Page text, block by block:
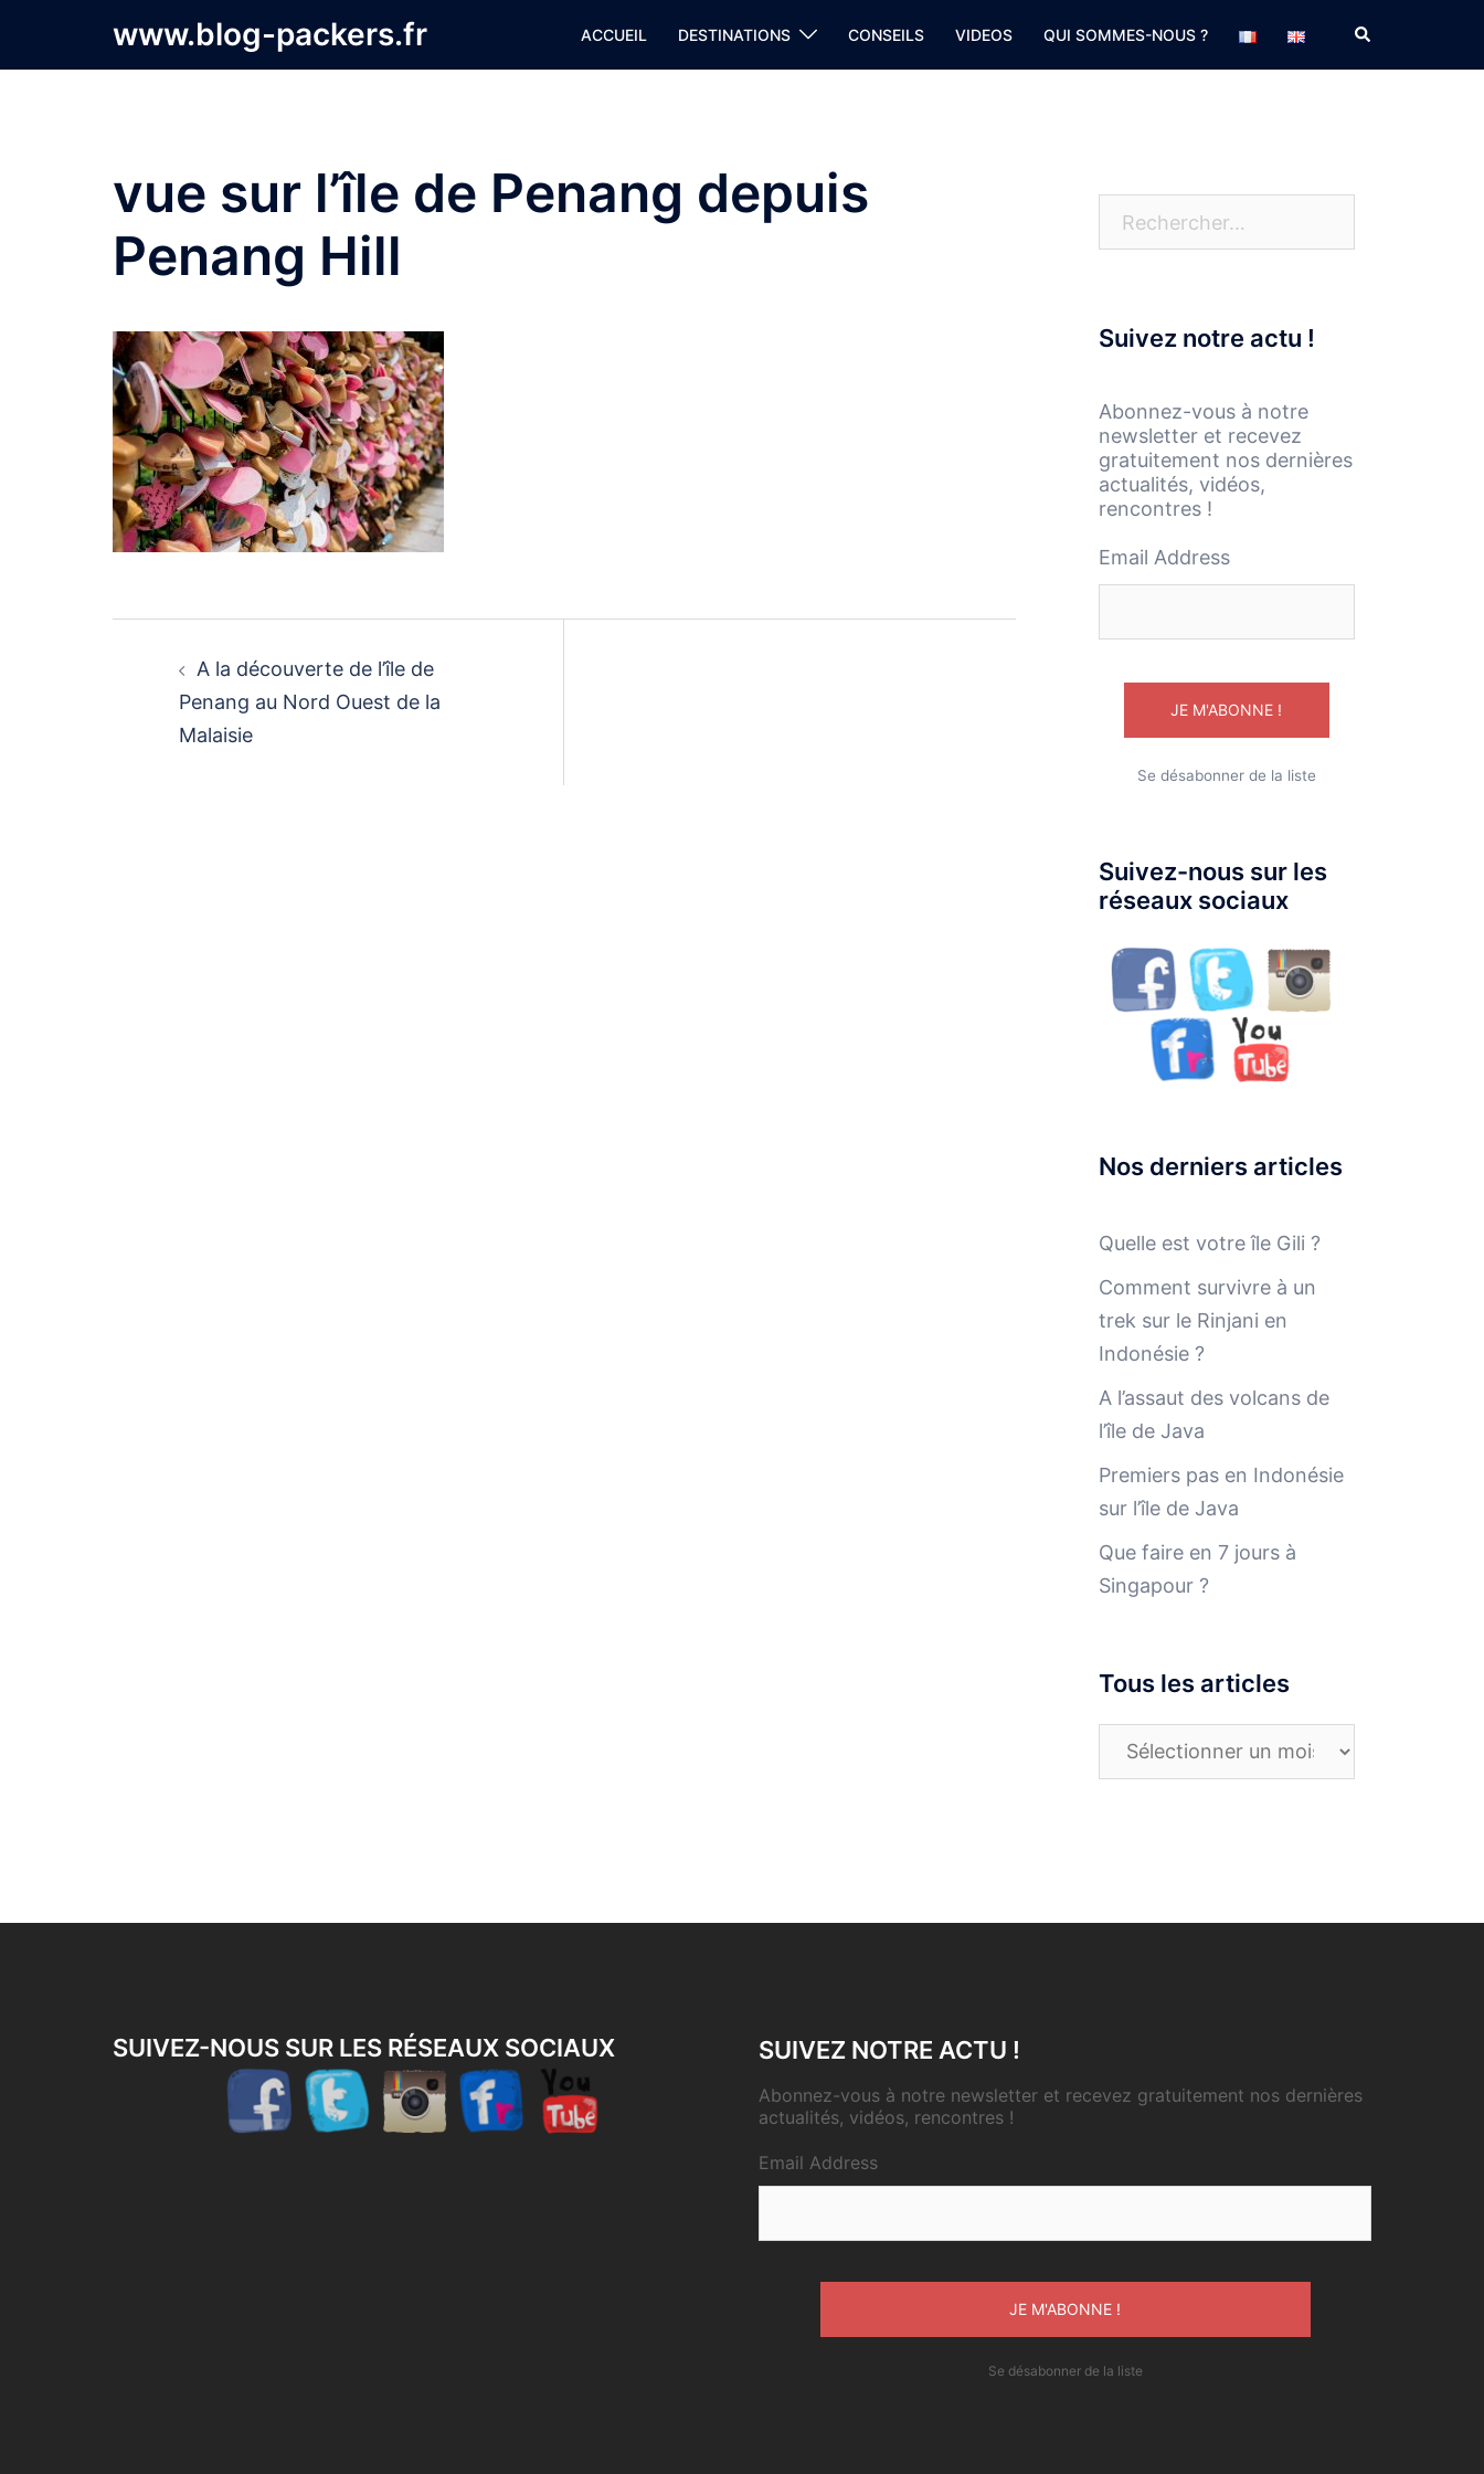
www.blog-packers.fr ACCUEIL DESTINATIONS CONSEILS VIDEOS QUI SOMMES-NOUS ? Rechercher
vue sur l’île de Penang depuis
Penang Hill
d’articleA la découverte de l’île de
Penang au Nord Ouest de la
Malaisie
Suivez notre actu !
Abonnez-vous à notre
newsletter et recevez
gratuitement nos dernières
actualités, vidéos,
rencontres !
Email Address
Se désabonner de la liste
Suivez-nous sur les
réseaux sociaux
Nos derniers articles
Quelle est votre île Gili ?
Comment survivre à un
trek sur le Rinjani en
Indonésie ?
A l’assaut des volcans de
l’île de Java
Premiers pas en Indonésie
sur l’île de Java
Que faire en 7 jours à
Singapour ?
Tous les articles
Tous
SUIVEZ-NOUS SUR LES RÉSEAUX SOCIAUX SUIVEZ NOTRE ACTU !
Abonnez-vous à notre newsletter et recevez gratuitement nos dernières
actualités, vidéos, rencontres !
Email Address
Se désabonner de la liste